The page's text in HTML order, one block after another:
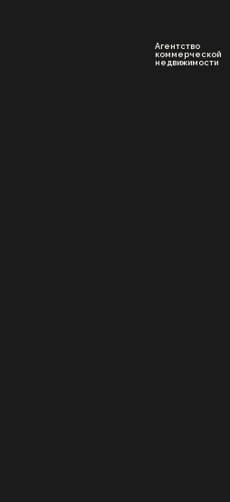
Агентство
коммерческой
недвижимости